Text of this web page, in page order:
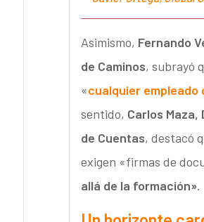
Asimismo, Fernando
de Caminos, subrayó
«cualquier empleado
sentido, Carlos Maza,
de Cuentas, destacó
exigen «firmas de
allá de la formación».